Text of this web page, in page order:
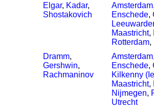
Elgar, Kadar,
Shostakovich
Amsterdam
Enschede,
Maastricht,
Rotterdam,
Dramm,
Gershwin,
Rachmaninov
Amsterdam
Enschede,
Kilkenny
Maastricht,
Nijmegen,
Utrecht